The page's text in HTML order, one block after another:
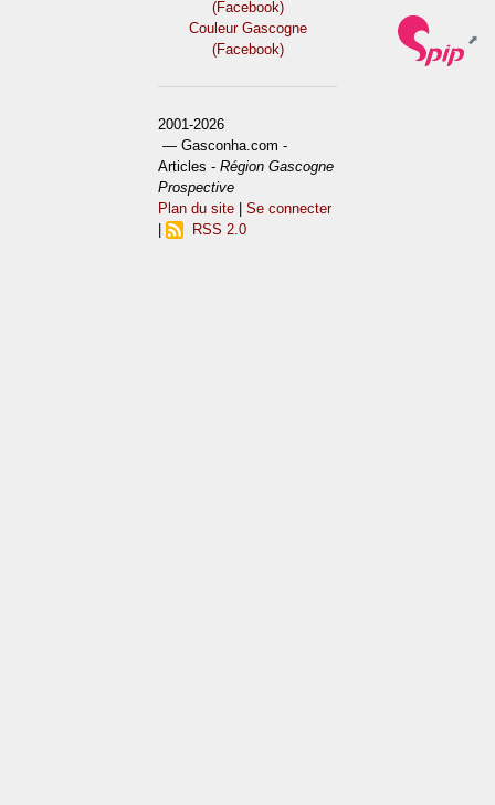
(Facebook)
Couleur Gascogne
(Facebook)
2001-2026
— Gasconha.com -
Articles -Région Gascogne
Prospective
Plan du site |Se connecter
RSS 2.0